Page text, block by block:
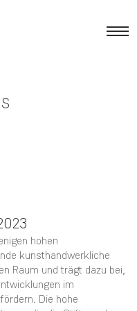
hohen
kunsthandwerkliche
Raum und trägt dazu bei,
im
Die hohe